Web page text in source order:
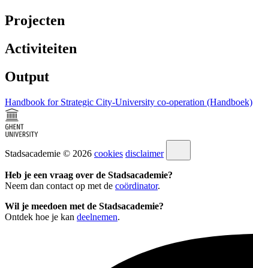
Projecten
Activiteiten
Output
Handbook for Strategic City-University co-operation (Handboek)
Stadsacademie © 2026 cookies disclaimer
Heb je een vraag over de Stadsacademie?
Neem dan contact op met de coördinator.
Wil je meedoen met de Stadsacademie?
Ontdek hoe je kan deelnemen.